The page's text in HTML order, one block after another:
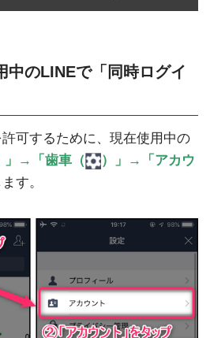
のLINEで「同時ログイ
可するために、現在使用中の
」→「歯車（
）」→「アカウ
す。